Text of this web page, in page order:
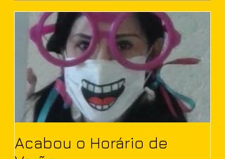
Acabou o Horário de